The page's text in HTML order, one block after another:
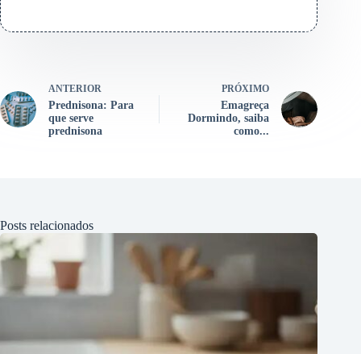
ANTERIOR
Prednisona: Para
que serve
prednisona
PRÓXIMO
Emagreça
Dormindo, saiba
como...
Posts relacionados